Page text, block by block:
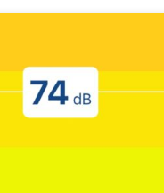
acústica puede
como hablar,
formas de
se relacionan con
en decibelios, que
Los decibelios se